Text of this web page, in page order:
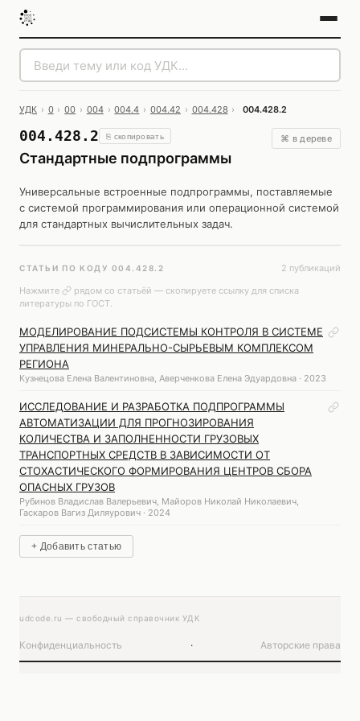
УДК › 0 › 00 › 004 › 004.4 › 004.42 › 004.428 › 004.428.2
004.428.2 ⎘ скопировать
Стандартные подпрограммы
⌘ в дереве
Универсальные встроенные подпрограммы, поставляемые
с системой программирования или операционной системой
для стандартных вычислительных задач.
СТАТЬИ ПО КОДУ 004.428.2
2 публикаций
Нажмите
рядом со статьёй — скопируете ссылку для списка
литературы по ГОСТ.
МОДЕЛИРОВАНИЕ ПОДСИСТЕМЫ КОНТРОЛЯ В СИСТЕМЕ
УПРАВЛЕНИЯ МИНЕРАЛЬНО-СЫРЬЕВЫМ КОМПЛЕКСОМ
РЕГИОНА
Кузнецова Елена Валентиновна, Аверченкова Елена Эдуардовна · 2023
ИССЛЕДОВАНИЕ И РАЗРАБОТКА ПОДПРОГРАММЫ
АВТОМАТИЗАЦИИ ДЛЯ ПРОГНОЗИРОВАНИЯ
КОЛИЧЕСТВА И ЗАПОЛНЕННОСТИ ГРУЗОВЫХ
ТРАНСПОРТНЫХ СРЕДСТВ В ЗАВИСИМОСТИ ОТ
СТОХАСТИЧЕСКОГО ФОРМИРОВАНИЯ ЦЕНТРОВ СБОРА
ОПАСНЫХ ГРУЗОВ
Рубинов Владислав Валерьевич, Майоров Николай Николаевич,
Гаскаров Вагиз Диляурович · 2024
+ Добавить статью
udcode.ru — свободный справочник УДК
Конфиденциальность · Авторские права